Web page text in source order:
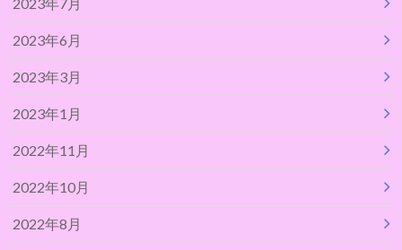
2023年6月
2023年3月
2023年1月
2022年11月
2022年10月
2022年8月